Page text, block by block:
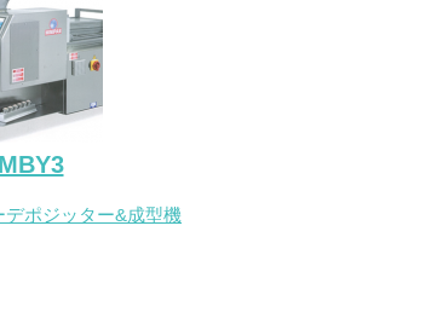
ポジッター&成型機